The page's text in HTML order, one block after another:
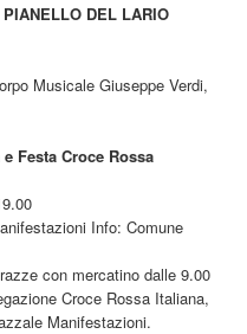
DEL LARIO
Musicale Giuseppe Verdi,
Festa Croce Rossa
Info: Comune
con mercatino dalle 9.00
Croce Rossa Italiana,
Manifestazioni.